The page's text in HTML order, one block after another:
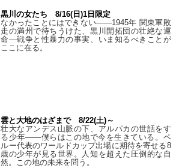
黒川の女たち 8/16(日)1日限定
なかったことにはできない——1945年 関東軍敗
走の満州で待ちうけた、黒川開拓団の壮絶な運
命―戦争と性暴力の事実、いま知るべきことが
ここに在る。
雲と大地のはざまで 8/22(土)～
壮大なアンデス山脈の下、アルパカの世話をす
る少年――僕らはこの地で今を生きている。ペ
ルー代表のワールドカップ出場に期待を寄せる8
歳の少年が見る世界。人知を超えた圧倒的な自
然。この地の未来を問う。